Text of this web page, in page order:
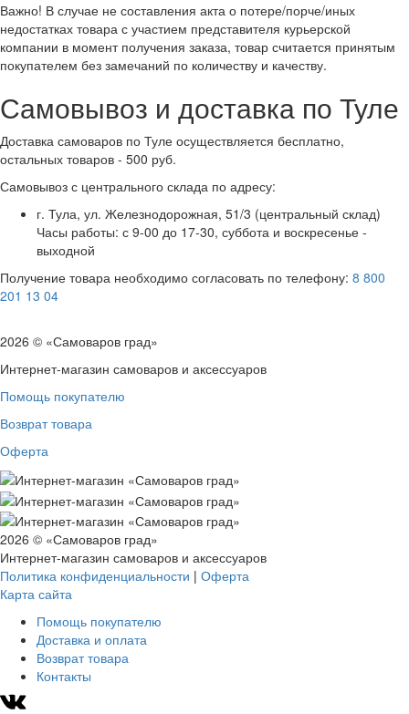
Важно! В случае не составления акта о потере/порче/иных
недостатках товара с участием представителя курьерской
компании в момент получения заказа, товар считается принятым
покупателем без замечаний по количеству и качеству.
Самовывоз и доставка по Туле
Доставка самоваров по Туле осуществляется бесплатно,
остальных товаров - 500 руб.
Самовывоз с центрального склада по адресу:
г. Тула, ул. Железнодорожная, 51/3 (центральный склад)
Часы работы: с 9-00 до 17-30, суббота и воскресенье -
выходной
Получение товара необходимо согласовать по телефону: 8 800
201 13 04
2026 © «Самоваров град»
Интернет-магазин самоваров и аксессуаров
Помощь покупателю
Возврат товара
Оферта
2026 © «Самоваров град»
Интернет-магазин самоваров и аксессуаров
Политика конфиденциальности | Оферта
Карта сайта
Помощь покупателю
Доставка и оплата
Возврат товара
Контакты